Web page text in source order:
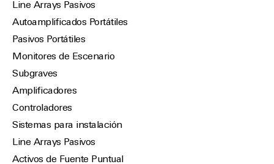
Line Arrays Pasivos
Autoamplificados Portátiles
Pasivos Portátiles
Monitores de Escenario
Subgraves
Amplificadores
Controladores
Sistemas para instalación
Line Arrays Pasivos
Activos de Fuente Puntual